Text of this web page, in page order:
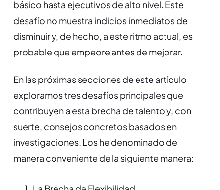
básico hasta ejecutivos de alto nivel. Este
desafío no muestra indicios inmediatos de
disminuir y, de hecho, a este ritmo actual, es
probable que empeore antes de mejorar.
En las próximas secciones de este artículo
exploramos tres desafíos principales que
contribuyen a esta brecha de talento y, con
suerte, consejos concretos basados en
investigaciones. Los he denominado de
manera conveniente de la siguiente manera: